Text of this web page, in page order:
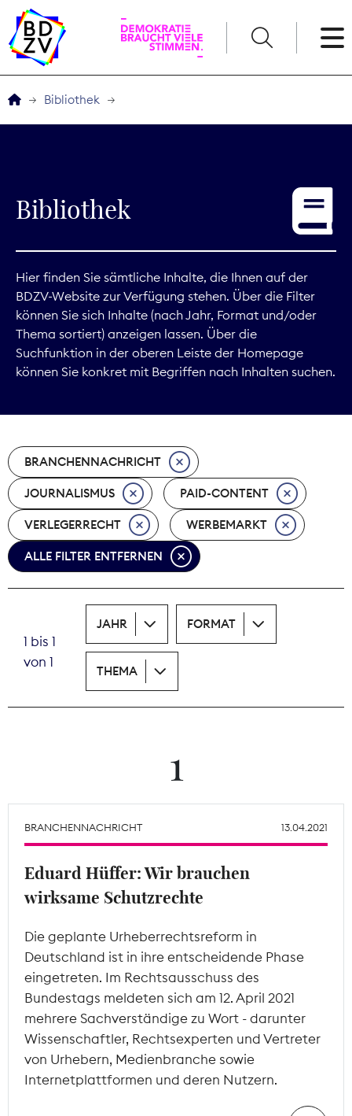
Service
Digitales
Kommunikation
Marktdaten
Nachhaltigkeit
Nachwuchs
Nova Award
Print
Wächterpreis
Mitgliederbereich
Bibliothek
Bibliothek
Hier finden Sie sämtliche Inhalte, die Ihnen auf der
BDZV-Website zur Verfügung stehen. Über die Filter
können Sie sich Inhalte (nach Jahr, Format und/oder
Thema sortiert) anzeigen lassen. Über die
Suchfunktion in der oberen Leiste der Homepage
können Sie konkret mit Begriffen nach Inhalten suchen.
BRANCHENNACHRICHT
JOURNALISMUS PAID-CONTENT
VERLEGERRECHT WERBEMARKT
ALLE FILTER ENTFERNEN
1 bis 1
von 1
JAHR FORMAT
THEMA
1
BRANCHENNACHRICHT 13.04.2021
Eduard Hüffer: Wir brauchen
wirksame Schutzrechte
Die geplante Urheberrechtsreform in
Deutschland ist in ihre entscheidende Phase
eingetreten. Im Rechtsausschuss des
Bundestags meldeten sich am 12. April 2021
mehrere Sachverständige zu Wort - darunter
Wissenschaftler, Rechtsexperten und Vertreter
von Urhebern, Medienbranche sowie
Internetplattformen und deren Nutzern.